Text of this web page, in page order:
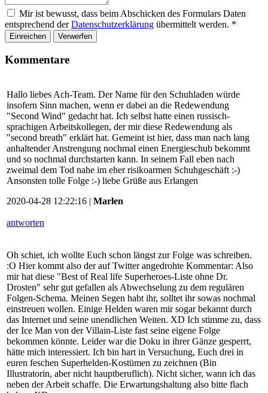
Mir ist bewusst, dass beim Abschicken des Formulars Daten
entsprechend derDatenschutzerklärung übermittelt werden. *
Einreichen Verwerfen
Kommentare
Hallo liebes Ach-Team. Der Name für den Schuhladen würde
insofern Sinn machen, wenn er dabei an die Redewendung
"Second Wind" gedacht hat. Ich selbst hatte einen russisch-
sprachigen Arbeitskollegen, der mir diese Redewendung als
"second breath" erklärt hat. Gemeint ist hier, dass man nach lang
anhaltender Anstrengung nochmal einen Energieschub bekommt
und so nochmal durchstarten kann. In seinem Fall eben nach
zweimal dem Tod nahe im eher risikoarmen Schuhgeschäft :-)
Ansonsten tolle Folge :-) liebe Grüße aus Erlangen
2020-04-28 12:22:16 | Marlen
antworten
Oh schiet, ich wollte Euch schon längst zur Folge was schreiben.
:O Hier kommt also der auf Twitter angedrohte Kommentar: Also
mir hat diese "Best of Real life Superheroes-Liste ohne Dr.
Drosten" sehr gut gefallen als Abwechselung zu dem regulären
Folgen-Schema. Meinen Segen habt ihr, solltet ihr sowas nochmal
einstreuen wollen. Einige Helden waren mir sogar bekannt durch
das Internet und seine unendlichen Weiten. XD Ich stimme zu, dass
der Ice Man von der Villain-Liste fast seine eigene Folge
bekommen könnte. Leider war die Doku in ihrer Gänze gesperrt,
hätte mich interessiert. Ich bin hart in Versuchung, Euch drei in
euren feschen Superhelden-Kostümen zu zeichnen (Bin
Illustratorin, aber nicht hauptberuflich). Nicht sicher, wann ich das
neben der Arbeit schaffe. Die Erwartungshaltung also bitte flach